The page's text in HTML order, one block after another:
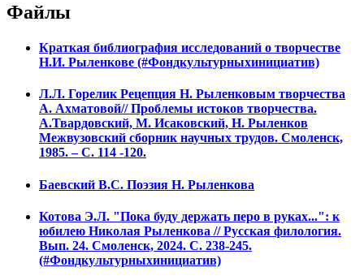
Файлы
Краткая библиография исследований о творчестве
Н.И. Рыленкове (#Фондкультурныхинициатив)
Л.Л. Горелик Рецепция Н. Рыленковым творчества
А. Ахматовой// Проблемы истоков творчества.
А.Твардовский, М. Исаковский, Н. Рыленков
Межвузовский сборник научных трудов. Смоленск,
1985. – С. 114 -120.
Баевский В.С. Поэзия Н. Рыленкова
Котова Э.Л. "Пока буду держать перо в руках...": к
юбилею Николая Рыленкова // Русская филология.
Вып. 24. Смоленск, 2024. С. 238-245.
(#Фондкультурныхинициатив)